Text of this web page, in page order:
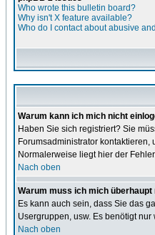
Who wrote this bulletin board?
Why isn't X feature available?
Who do I contact about abusive
Warum kann ich mich nicht
Haben Sie sich registriert? Sie
Forumsadministrator
Normalerweise liegt hier der
Nach oben
Warum muss ich mich
Es kann auch sein, dass Sie das
Usergruppen, usw. Es benötigt
Nach oben